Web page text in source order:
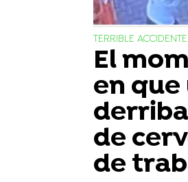
TERRIBLE ACCIDENTE
El
en
de
de